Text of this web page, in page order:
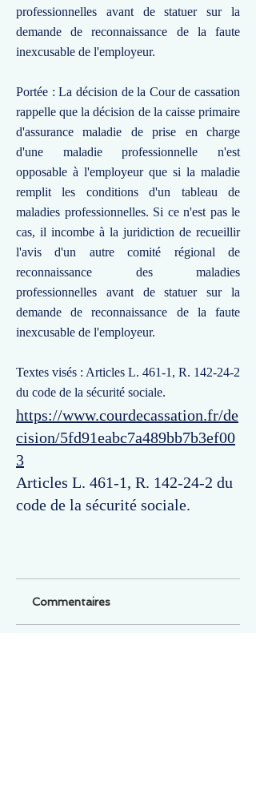
professionnelles avant de statuer sur la
demande de reconnaissance de la faute
inexcusable de l'employeur.
Portée : La décision de la Cour de cassation
rappelle que la décision de la caisse primaire
d'assurance maladie de prise en charge
d'une maladie professionnelle n'est
opposable à l'employeur que si la maladie
remplit les conditions d'un tableau de
maladies professionnelles. Si ce n'est pas le
cas, il incombe à la juridiction de recueillir
l'avis d'un autre comité régional de
reconnaissance des maladies
professionnelles avant de statuer sur la
demande de reconnaissance de la faute
inexcusable de l'employeur.
Textes visés : Articles L. 461-1, R. 142-24-2
du code de la sécurité sociale.
https://www.courdecassation.fr/de
cision/5fd91eabc7a489bb7b3ef00
3
Articles L. 461-1, R. 142-24-2 du
code de la sécurité sociale.
Commentaires